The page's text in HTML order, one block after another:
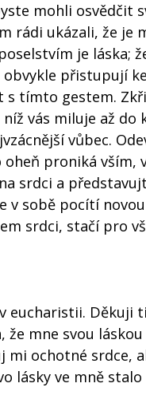
mohli osvědčit
rádi ukázali, že je
je láska;
přistupují
tímto gestem.
vás miluje až do
vůbec.
proniká vším,
srdci a
v sobě pocítí
srdci, stačí pro
eucharistii. Děkuji
mne svou
mi ochotné srdce,
lásky ve mně